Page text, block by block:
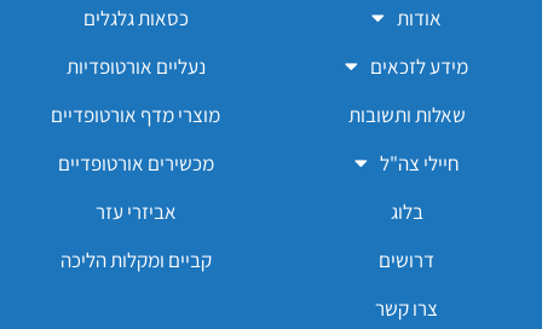
אודות
מידע לזכאים
שאלות ותשובות
חיילי צה"ל
בלוג
דרושים
צרו קשר
כסאות גלגלים
נעליים אורטופדיות
מוצרי מדף אורטופדיים
מכשירים אורטופדיים
אביזרי עזר
קביים ומקלות הליכה